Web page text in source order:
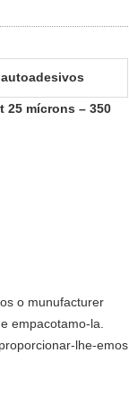
25 mícrons – 350
o munufacturer
empacotamo-la.
lhe-emos